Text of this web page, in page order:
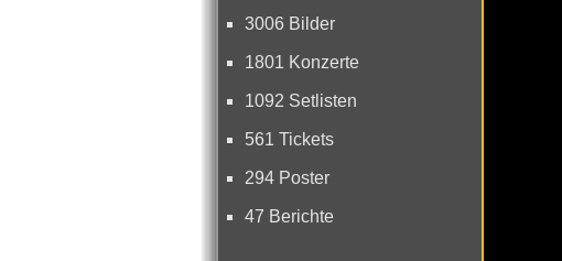
3006 Bilder
1801 Konzerte
1092 Setlisten
561 Tickets
294 Poster
47 Berichte